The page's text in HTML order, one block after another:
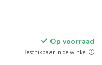
Op voorraad
Beschikbaar in de winkel